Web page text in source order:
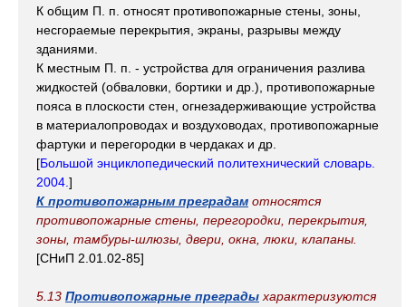
К общим П. п. относят противопожарные стены, зоны,
несгораемые перекрытия, экраны, разрывы между
зданиями.
К местным П. п. - устройства для ограничения разлива
жидкостей (обваловки, бортики и др.), противопожарные
пояса в плоскости стен, огнезадерживающие устройства
в материалопроводах и воздуховодах, противопожарные
фартуки и перегородки в чердаках и др.
[Большой энциклопедический политехнический словарь.
2004. ]
К противопожарным преградам относятся
противопожарные стены, перегородки, перекрытия,
зоны, тамбуры-шлюзы, двери, окна, люки, клапаны.
[СНиП 2.01.02-85]
5.13 Противопожарные преграды характеризуются